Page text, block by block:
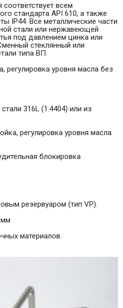
всем
стандарта API 610, а также
IP44. Все металлические части
стали или нержавеющей
под давлением цинка или
стеклянный или
типа ВП.
регулировка уровня масла без
316L (1.4404) или из
регулировка уровня масла
блокировка
резервуаром (тип VP).
мм
материалов.